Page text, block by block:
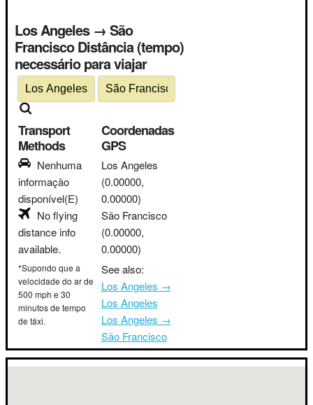
Los Angeles → São
Francisco Distância (tempo)
necessário para viajar
Transport
Methods
Nenhuma
informação
disponível(E)
No flying
distance info
available.
*Supondo que a
velocidade do ar de
500 mph e 30
minutos de tempo
de táxi.
Coordenadas
GPS
Los Angeles
(0.00000,
0.00000)
São Francisco
(0.00000,
0.00000)
See also:
Los Angeles →
Los Angeles
Los Angeles →
São Francisco